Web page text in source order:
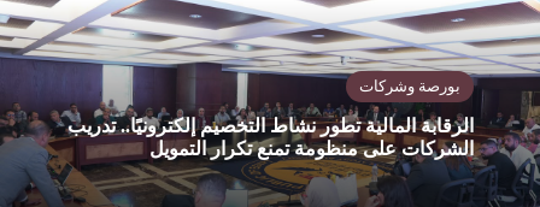
بورصة وشركات
الرقابة المالية تطور نشاط التخصيم إلكترونيًا.. تدريب
الشركات على منظومة تمنع تكرار التمويل